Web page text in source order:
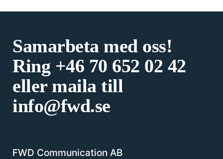
Samarbeta med oss!
Ring +46 70 652 02 42
eller maila till
info@fwd.se
FWD Communication AB